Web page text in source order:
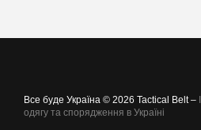
Все буде Україна © 2026 Tactical Belt –
одягу та спорядження в Україні